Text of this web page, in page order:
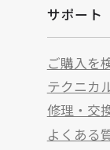
サポート
ご購入を
テクニカ
修理・交
よくある